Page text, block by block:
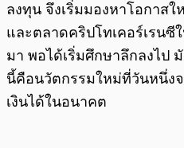
ลงทุน จึงเริ่มมองหาโอกาส
และตลาดคริปโทเคอร์เรนซี
มา พอได้เริ่มศึกษาลึกลงไป
นี้คือนวัตกรรมใหม่ที่วันหนึ่ง
เงินได้ในอนาคต